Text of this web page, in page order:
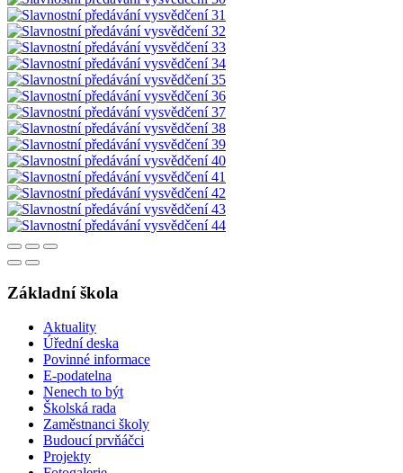
Základní škola
Aktuality
Úřední deska
Povinné informace
E-podatelna
Nenech to být
Školská rada
Zaměstnanci školy
Budoucí prvňáčci
Projekty